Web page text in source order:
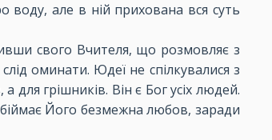
воду, але в ній прихована вся суть
свого Вчителя, що розмовляє з
оминати. Юдеї не спілкувалися з
для грішників. Він є Бог усіх людей.
Його безмежна любов, заради